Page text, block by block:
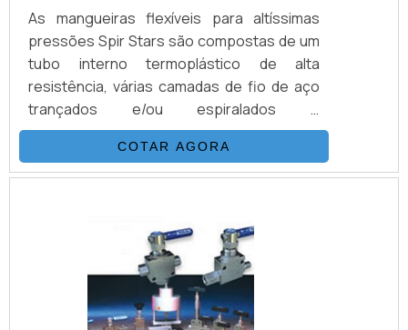
As mangueiras flexíveis para altíssimas
pressões Spir Stars são compostas de um
tubo interno termoplástico de alta
resistência, várias camadas de fio de aço
trançados e/ou espiralados e
externamente revestidas com uma capa de
poliamida (nylon) ou poliuretano. Esta
combinação, adicionada a um processo
uma mangueira flexível, que possui as
seguintes propriedades: Desenvolvida
para alta e altíssimas pressões (3.200 Bar).
Excelentes características de vazão. .
COTAR AGORA